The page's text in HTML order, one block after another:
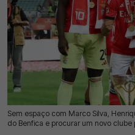
Sem espaço com Marco Silva,
do Benfica e procurar um novo clube
16 Jul 2026 | 11:20 | 0